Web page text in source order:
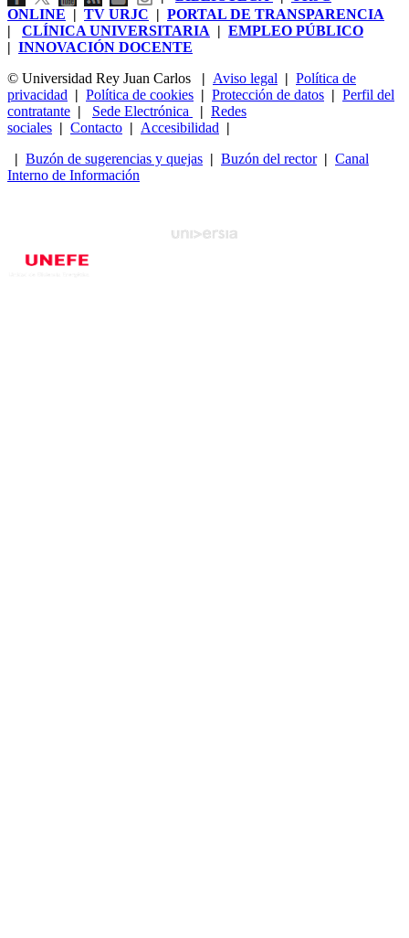
ONLINE | TV URJC | PORTAL DE TRANSPARENCIA
| CLÍNICA UNIVERSITARIA | EMPLEO PÚBLICO
| INNOVACIÓN DOCENTE
© Universidad Rey Juan Carlos
| Aviso legal | Política de
privacidad | Política de cookies | Protección de datos | Perfil del
contratante | Sede Electrónica | Redes
sociales | Contacto | Accesibilidad |
| Buzón de sugerencias y quejas | Buzón del rector| Canal
Interno de Información